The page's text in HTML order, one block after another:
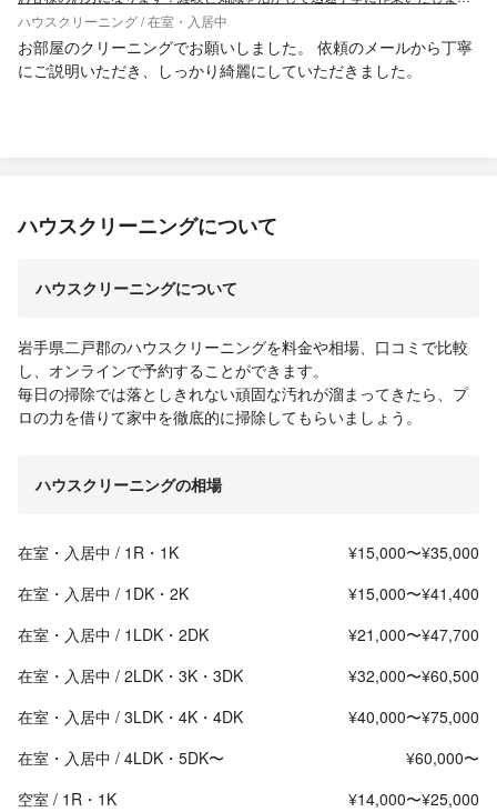
ハウスクリーニング / 在室・入居中
お部屋のクリーニングでお願いしました。 依頼のメールから丁寧
にご説明いただき、しっかり綺麗にしていただきました。
ハウスクリーニングについて
ハウスクリーニングについて
岩手県二戸郡のハウスクリーニングを料金や相場、口コミで比較
し、オンラインで予約することができます。
毎日の掃除では落としきれない頑固な汚れが溜まってきたら、プ
ロの力を借りて家中を徹底的に掃除してもらいましょう。
ハウスクリーニングの相場
在室・入居中 / 1R・1K
¥15,000〜¥35,000
在室・入居中 / 1DK・2K
¥15,000〜¥41,400
在室・入居中 / 1LDK・2DK
¥21,000〜¥47,700
在室・入居中 / 2LDK・3K・3DK
¥32,000〜¥60,500
在室・入居中 / 3LDK・4K・4DK
¥40,000〜¥75,000
在室・入居中 / 4LDK・5DK〜
¥60,000〜
空室 / 1R・1K
¥14,000〜¥25,000